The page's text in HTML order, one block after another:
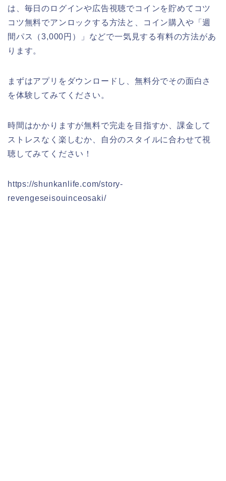
は、毎日のログインや広告視聴でコインを貯めてコツ
コツ無料でアンロックする方法と、コイン購入や「週
間パス（3,000円）」などで一気見する有料の方法があ
ります。
まずはアプリをダウンロードし、無料分でその面白さ
を体験してみてください。
時間はかかりますが無料で完走を目指すか、課金して
ストレスなく楽しむか、自分のスタイルに合わせて視
聴してみてください！
https://shunkanlife.com/story-
revengeseisouinceosaki/